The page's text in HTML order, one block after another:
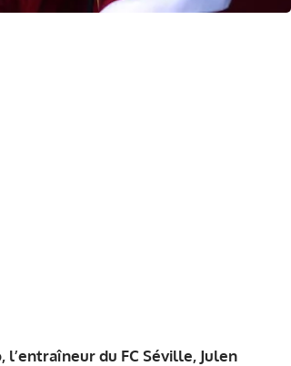
l’entraîneur du FC Séville, Julen